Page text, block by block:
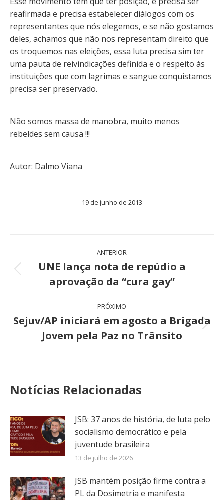
reafirmada e precisa estabelecer diálogos com os
representantes que nós elegemos, e se não gostamos
deles, achamos que não nos representam direito que
os troquemos nas eleições, essa luta precisa sim ter
uma pauta de reivindicações definida e o respeito às
instituições que com lagrimas e sangue conquistamos
precisa ser preservado.
Não somos massa de manobra, muito menos
rebeldes sem causa !!!
Autor: Dalmo Viana
19 de junho de 2013
Navegação
de
post:
ANTERIOR
Post
anterior:
UNE lança nota de repúdio a
aprovação da “cura gay”
PRÓXIMO
Próximo
post:
Sejuv/AP iniciará em agosto a Brigada
Jovem pela Paz no Trânsito
Notícias Relacionadas
JSB: 37 anos de história, de luta pelo
socialismo democrático e pela
juventude brasileira
13 de julho de 2026
JSB mantém posição firme contra a
PL da Dosimetria e manifesta